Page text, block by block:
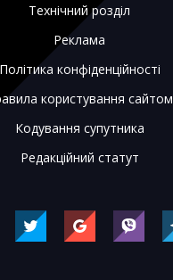
Технічний розділ
Реклама
Політика конфіденційності
користування сайтом
Кодування супутника
Редакційний статут